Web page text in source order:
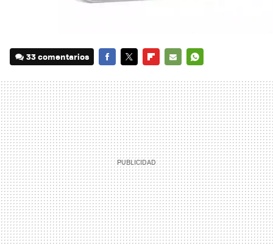
33 comentarios
MAIL